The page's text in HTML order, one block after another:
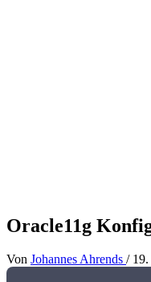
Oracle11g
Von Johannes Ahrends /